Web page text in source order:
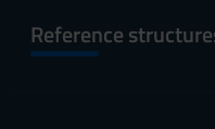
Reference